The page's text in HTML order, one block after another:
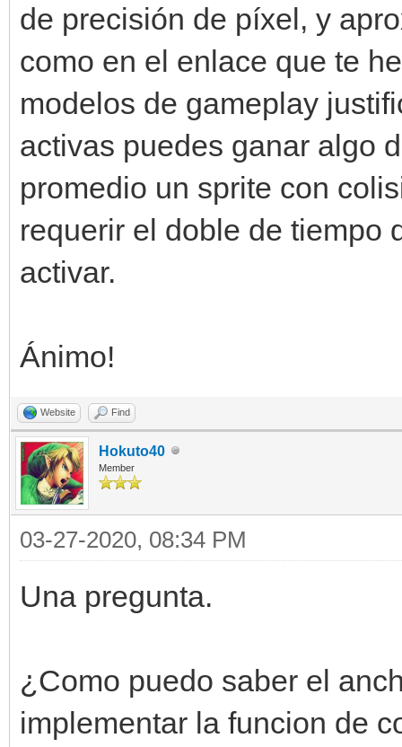
de precisión de píxel, y
como en el enlace que te
modelos de gameplay
activas puedes ganar algo
promedio un sprite con
requerir el doble de tiempo
activar.
Ánimo!
Website Find
Hokuto40
Member
03-27-2020, 08:34 PM
Una pregunta.
¿Como puedo saber el
implementar la funcion de